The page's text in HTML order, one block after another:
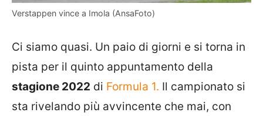
Verstappen vince a Imola (AnsaFoto)
Ci siamo quasi. Un paio di giorni e si torna in
pista per il quinto appuntamento della
stagione 2022 di Formula 1. Il campionato si
sta rivelando più avvincente che mai, con